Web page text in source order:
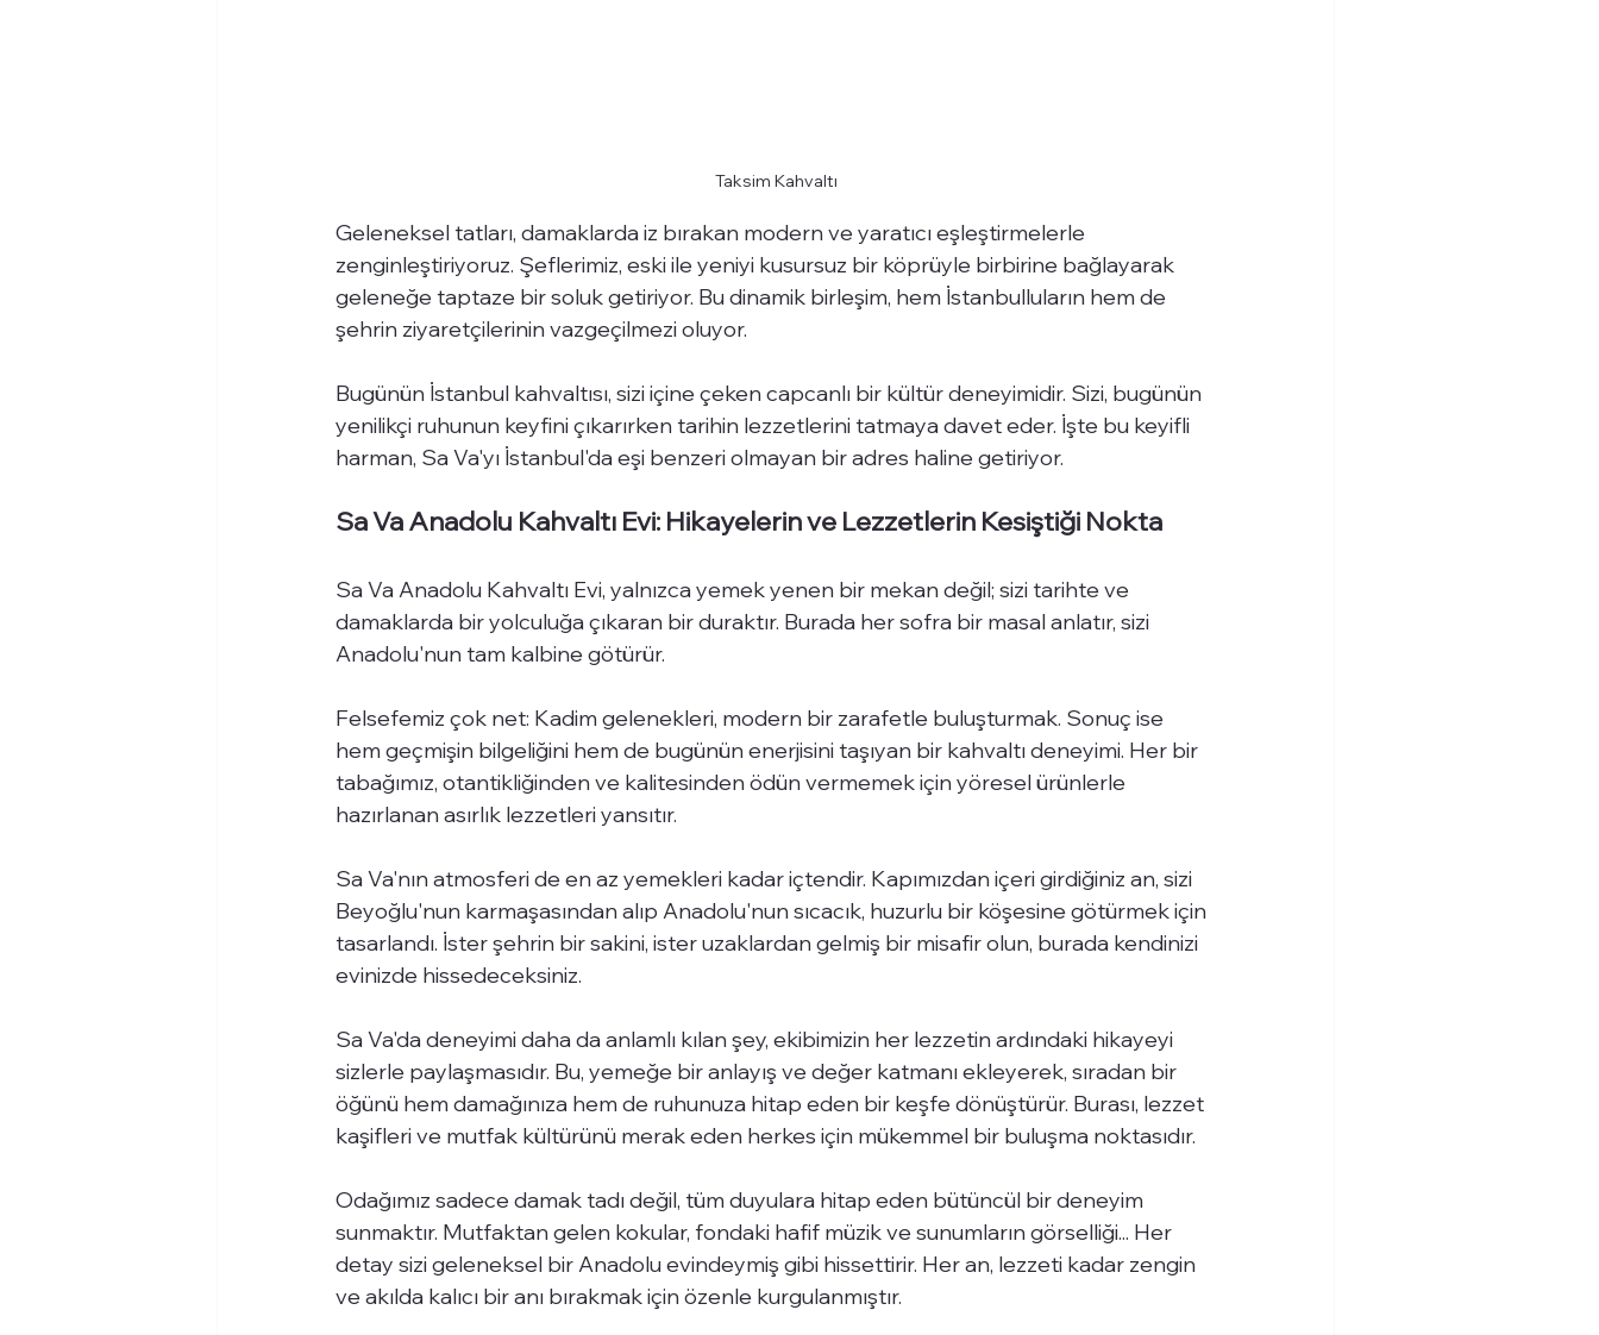
Taksim Kahvaltı
Geleneksel tatları, damaklarda iz bırakan modern ve yaratıcı eşleştirmelerle
zenginleştiriyoruz. Şeflerimiz, eski ile yeniyi kusursuz bir köprüyle birbirine bağlayarak
geleneğe taptaze bir soluk getiriyor. Bu dinamik birleşim, hem İstanbulluların hem de
şehrin ziyaretçilerinin vazgeçilmezi oluyor.
Bugünün İstanbul kahvaltısı, sizi içine çeken capcanlı bir kültür deneyimidir. Sizi, bugünün
yenilikçi ruhunun keyfini çıkarırken tarihin lezzetlerini tatmaya davet eder. İşte bu keyifli
harman, Sa Va'yı İstanbul'da eşi benzeri olmayan bir adres haline getiriyor.
Sa Va Anadolu Kahvaltı Evi: Hikayelerin ve Lezzetlerin Kesiştiği Nokta
Sa Va Anadolu Kahvaltı Evi, yalnızca yemek yenen bir mekan değil; sizi tarihte ve
damaklarda bir yolculuğa çıkaran bir duraktır. Burada her sofra bir masal anlatır, sizi
Anadolu'nun tam kalbine götürür.
Felsefemiz çok net: Kadim gelenekleri, modern bir zarafetle buluşturmak. Sonuç ise
hem geçmişin bilgeliğini hem de bugünün enerjisini taşıyan bir kahvaltı deneyimi. Her bir
tabağımız, otantikliğinden ve kalitesinden ödün vermemek için yöresel ürünlerle
hazırlanan asırlık lezzetleri yansıtır.
Sa Va'nın atmosferi de en az yemekleri kadar içtendir. Kapımızdan içeri girdiğiniz an, sizi
Beyoğlu'nun karmaşasından alıp Anadolu'nun sıcacık, huzurlu bir köşesine götürmek için
tasarlandı. İster şehrin bir sakini, ister uzaklardan gelmiş bir misafir olun, burada kendinizi
evinizde hissedeceksiniz.
Sa Va'da deneyimi daha da anlamlı kılan şey, ekibimizin her lezzetin ardındaki hikayeyi
sizlerle paylaşmasıdır. Bu, yemeğe bir anlayış ve değer katmanı ekleyerek, sıradan bir
öğünü hem damağınıza hem de ruhunuza hitap eden bir keşfe dönüştürür. Burası, lezzet
kaşifleri ve mutfak kültürünü merak eden herkes için mükemmel bir buluşma noktasıdır.
Odağımız sadece damak tadı değil, tüm duyulara hitap eden bütüncül bir deneyim
sunmaktır. Mutfaktan gelen kokular, fondaki hafif müzik ve sunumların görselliği... Her
detay sizi geleneksel bir Anadolu evindeymiş gibi hissettirir. Her an, lezzeti kadar zengin
ve akılda kalıcı bir anı bırakmak için özenle kurgulanmıştır.